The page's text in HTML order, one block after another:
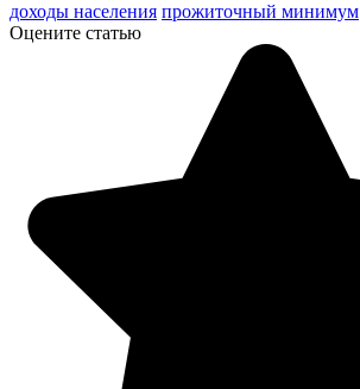
доходы населения прожиточный минимум
Оцените статью